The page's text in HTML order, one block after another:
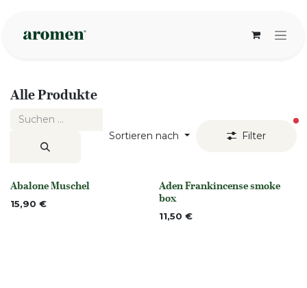
Alle Produkte
Sortieren nach Filter
None
Abalone Muschel
15,90 € None
Aden Frankincense smoke
box
11,50 €